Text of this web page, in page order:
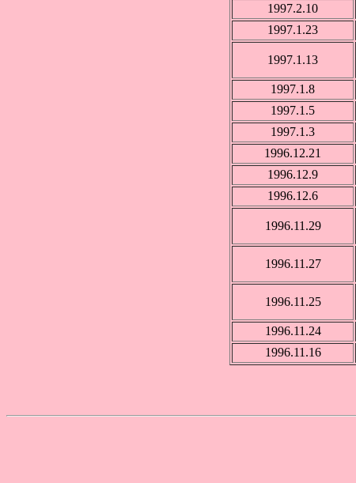
1997.2.10
1997.1.23
1997.1.13
1997.1.8
1997.1.5
1997.1.3
1996.12.21
1996.12.9
1996.12.6
1996.11.29
1996.11.27
1996.11.25
1996.11.24
1996.11.16